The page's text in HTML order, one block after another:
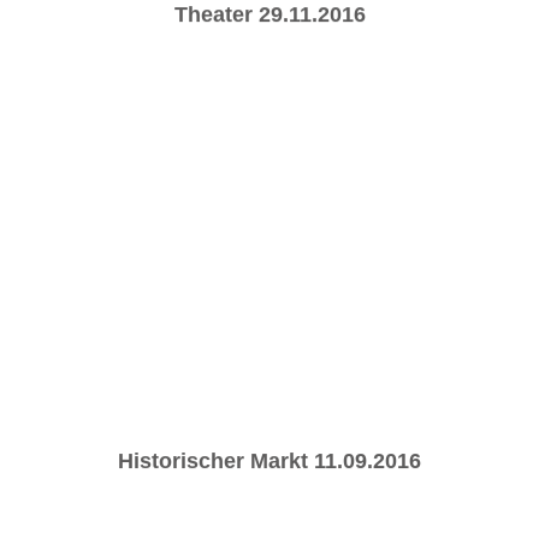
Theater 29.11.2016
Historischer Markt 11.09.2016